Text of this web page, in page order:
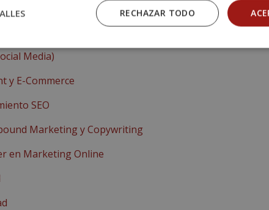
Traffic Manager Expert)
Media)
y E-Commerce
SEO
Marketing y Copywriting
en Marketing Online
RECHAZAR TODO